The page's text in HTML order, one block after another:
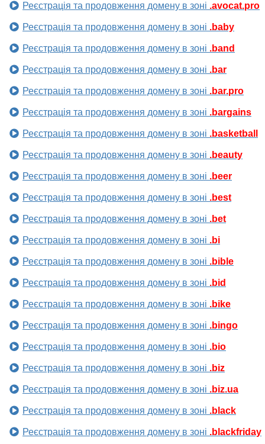
Реєстрація та продовження домену в зоні .avocat.pro
Реєстрація та продовження домену в зоні .baby
Реєстрація та продовження домену в зоні .band
Реєстрація та продовження домену в зоні .bar
Реєстрація та продовження домену в зоні .bar.pro
Реєстрація та продовження домену в зоні .bargains
Реєстрація та продовження домену в зоні .basketball
Реєстрація та продовження домену в зоні .beauty
Реєстрація та продовження домену в зоні .beer
Реєстрація та продовження домену в зоні .best
Реєстрація та продовження домену в зоні .bet
Реєстрація та продовження домену в зоні .bi
Реєстрація та продовження домену в зоні .bible
Реєстрація та продовження домену в зоні .bid
Реєстрація та продовження домену в зоні .bike
Реєстрація та продовження домену в зоні .bingo
Реєстрація та продовження домену в зоні .bio
Реєстрація та продовження домену в зоні .biz
Реєстрація та продовження домену в зоні .biz.ua
Реєстрація та продовження домену в зоні .black
Реєстрація та продовження домену в зоні .blackfriday